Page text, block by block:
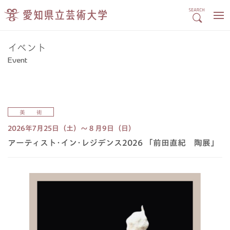
イベント
Event
美 術
2026年7月25日（土）～８月9日（日）
アーティスト･イン･レジデンス2026 「前田直紀 陶展」